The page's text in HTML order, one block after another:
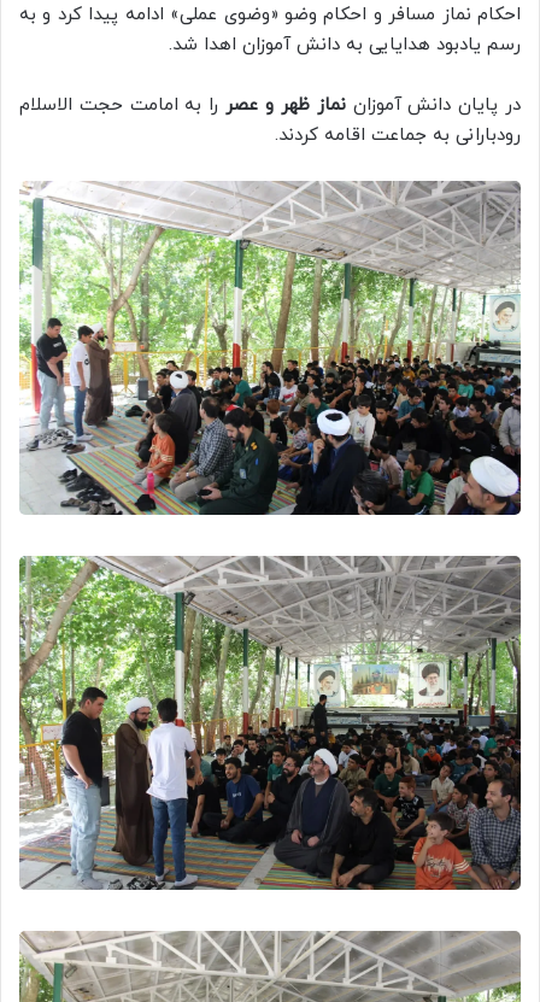
احکام نماز مسافر و احکام وضو «وضوی عملی» ادامه پیدا کرد و به
رسم یادبود هدایایی به دانش آموزان اهدا شد.
در پایان دانش آموزاننماز ظهر و عصر را به امامت حجت الاسلام
رودبارانی به جماعت اقامه کردند.